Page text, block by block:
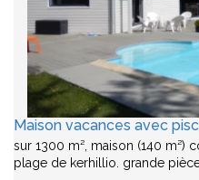
Maison vacances avec
sur 1300 m², maison (140 m²)
plage de kerhillio. grande pièce